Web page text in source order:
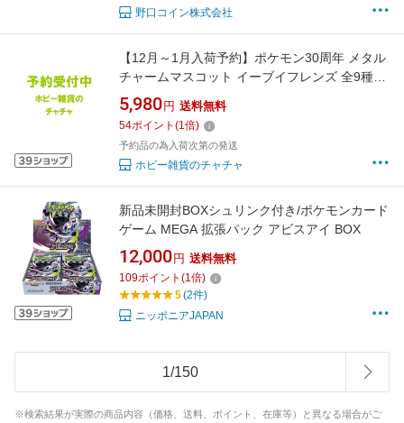
野口コイン株式会社
【12月～1月入荷予約】ポケモン30周年 メタル
チャームマスコット イーブイフレンズ 全9種コ
ンプリートセット ガチャ 送料無料
5,980 円 送料無料
54ポイント (1倍)
予約品の為入荷次第の発送
ホビー雑貨のチャチャ
新品未開封BOXシュリンク付き/ポケモンカード
ゲーム MEGA 拡張パック アビスアイ BOX
12,000 円 送料無料
109ポイント (1倍)
5(2件)
ニッポニアJAPAN
1/150
※検索結果が実際の商品内容（価格、送料、ポイント、在庫等）と異なる場合がご